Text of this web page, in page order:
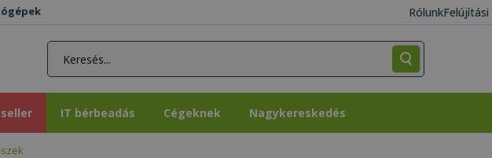
Rólunk
IT bérbeadás
IT bérbeadás Cégeknek
Cégeknek Nagykereskedés
Nagykereskedés